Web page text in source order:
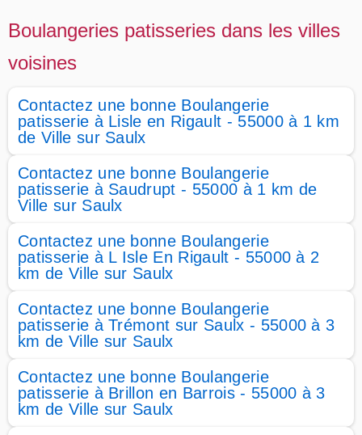
Boulangeries patisseries dans les villes
voisines
Contactez une bonne Boulangerie
patisserie à Lisle en Rigault - 55000 à 1 km
de Ville sur Saulx
Contactez une bonne Boulangerie
patisserie à Saudrupt - 55000 à 1 km de
Ville sur Saulx
Contactez une bonne Boulangerie
patisserie à L Isle En Rigault - 55000 à 2
km de Ville sur Saulx
Contactez une bonne Boulangerie
patisserie à Trémont sur Saulx - 55000 à 3
km de Ville sur Saulx
Contactez une bonne Boulangerie
patisserie à Brillon en Barrois - 55000 à 3
km de Ville sur Saulx